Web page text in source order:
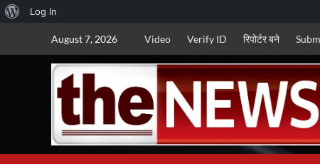
About
WordPress
Log In
August 7, 2026 Video Verify ID रिपोर्टर बने